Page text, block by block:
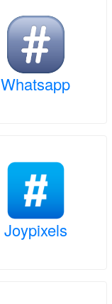
Whatsapp
Joypixels